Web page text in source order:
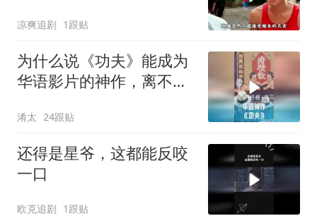
凉爽追剧 1跟贴
为什么说《功夫》能成为
华语影片的神作，离不开
淆太 24跟贴
还得是星爷，这都能反咬
一口
欧克追剧 1跟贴